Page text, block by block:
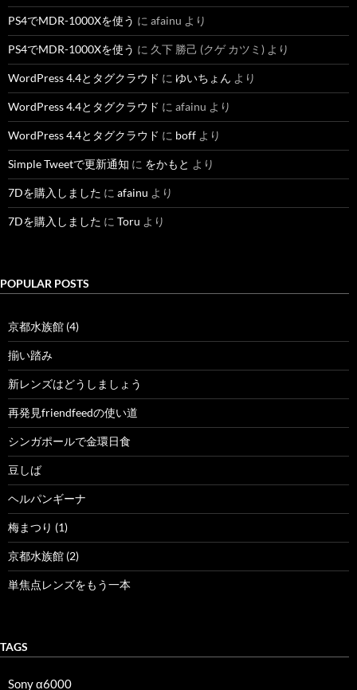
PS4でMDR-1000Xを使う に afainu より
PS4でMDR-1000Xを使う に 久下 勝己 (クゲ カツミ) より
WordPress 4.4とタグクラウド に ゆいちょん より
WordPress 4.4とタグクラウド に afainu より
WordPress 4.4とタグクラウド に boff より
Simple Tweetで更新通知 に をかもと より
7Dを購入しました に afainu より
7Dを購入しました に Toru より
POPULAR POSTS
京都水族館 (4)
揃い踏み
新レンズはどうしましょう
再発見friendfeedの使い道
シンガポールで金環日食
豆しば
ヘルパンギーナ
梅まつり (1)
京都水族館 (2)
単焦点レンズをもう一本
TAGS
Sony α6000